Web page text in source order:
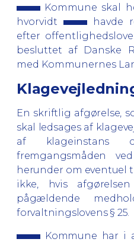
Kommune skal
hvorvidt
havde
efter
besluttet af Danske
med Kommunernes
En skriftlig afgørelse,
skal ledsages af
af klageinstans
fremgangsmåden
herunder om eventuel
ikke, hvis
pågældende
forvaltningslovens § 25.
Kommune har i